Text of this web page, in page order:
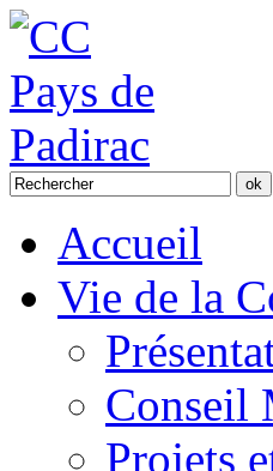
Accueil
Vie de la
Conseil
Projets